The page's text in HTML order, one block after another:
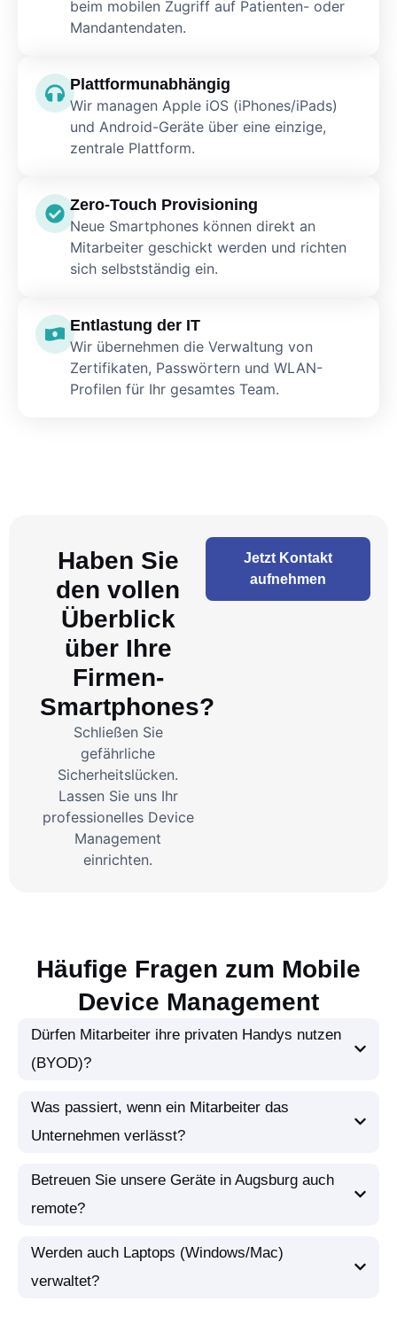
beim mobilen Zugriff auf Patienten- oder
Mandantendaten.
Plattformunabhängig
Wir managen Apple iOS (iPhones/iPads)
und Android-Geräte über eine einzige,
zentrale Plattform.
Zero-Touch Provisioning
Neue Smartphones können direkt an
Mitarbeiter geschickt werden und richten
sich selbstständig ein.
Entlastung der IT
Wir übernehmen die Verwaltung von
Zertifikaten, Passwörtern und WLAN-
Profilen für Ihr gesamtes Team.
Haben Sie
den vollen
Überblick
über Ihre
Firmen-
Smartphones?
Schließen Sie
gefährliche
Sicherheitslücken.
Lassen Sie uns Ihr
professionelles Device
Management
einrichten.
Jetzt Kontakt
aufnehmen
Häufige Fragen zum Mobile
Device Management
Dürfen Mitarbeiter ihre privaten Handys nutzen
(BYOD)?
Was passiert, wenn ein Mitarbeiter das
Unternehmen verlässt?
Betreuen Sie unsere Geräte in Augsburg auch
remote?
Werden auch Laptops (Windows/Mac)
verwaltet?